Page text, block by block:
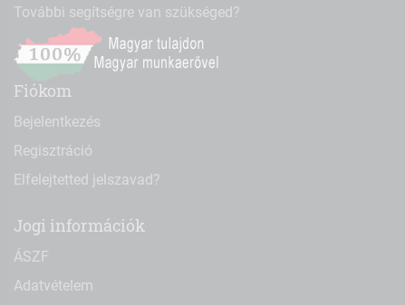
További segítségre van szükséged?
Fiókom
Bejelentkezés
Regisztráció
Elfelejtetted jelszavad?
Jogi információk
ÁSZF
Adatvételem